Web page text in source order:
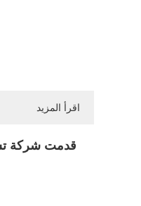
اقرأ المزيد
قدمت شركة